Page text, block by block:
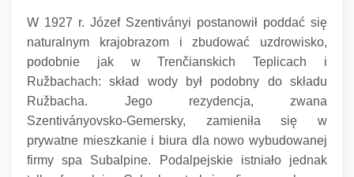
W 1927 r. Józef Szentiványi postanowił poddać się
naturalnym krajobrazom i zbudować uzdrowisko,
podobnie jak w Trenčianskich Teplicach i
Ružbachach: skład wody był podobny do składu
Ružbacha.
Jego rezydencja, zwana
Szentiványovsko-Gemersky, zamieniła się w
prywatne mieszkanie i biura dla nowo wybudowanej
firmy spa Subalpine.
Podalpejskie istniało jednak